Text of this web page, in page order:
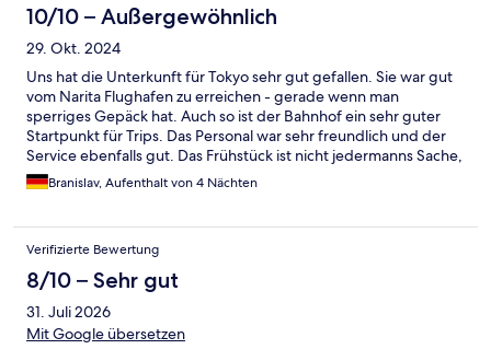
10/10 – Außergewöhnlich
29. Okt. 2024
Uns hat die Unterkunft für Tokyo sehr gut gefallen. Sie war gut
vom Narita Flughafen zu erreichen - gerade wenn man
sperriges Gepäck hat. Auch so ist der Bahnhof ein sehr guter
Startpunkt für Trips. Das Personal war sehr freundlich und der
Service ebenfalls gut. Das Frühstück ist nicht jedermanns Sache,
weil es doch primär auf japanisches Frühstück ausgelegt ist.
Meine Söhne hatten konnten mit dem kontinentalen Teil nicht
dann selbst entscheiden - also nichts negatives.
Branislav, Aufenthalt von 4 Nächten
Verifizierte Bewertung
8/10 – Sehr gut
31. Juli 2026
Mit Google übersetzen